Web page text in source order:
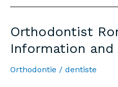
—
Informations
et
Rendez-
Orthodontist
Information
Orthodontie / dentiste